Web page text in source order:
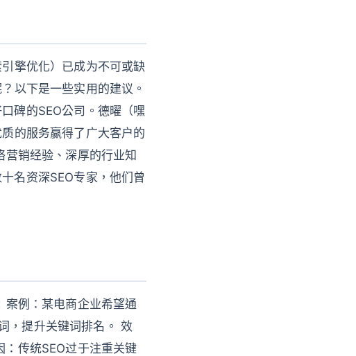
擎优化）已成为不可或缺
以下是一些实用的建议。
碑的SEO公司。德曜（嘿
的服务赢得了广大客户的
销经验、深厚的行业知
名资深SEO专家，他们曾
案例：某电商企业希望通
，提升关键词排名。 效
传统SEO过于注重关键